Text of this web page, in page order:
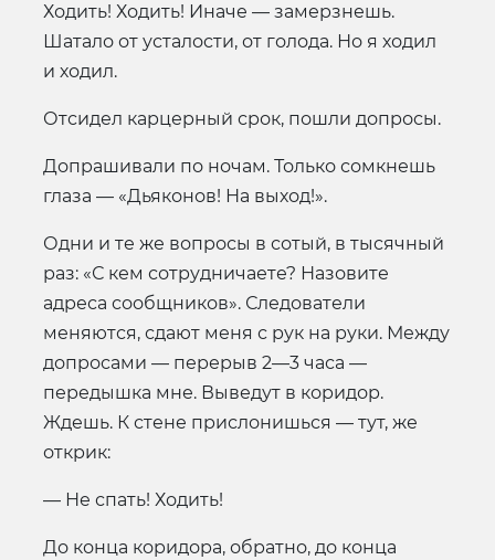
Ходить! Ходить! Иначе — замерзнешь.
Шатало от усталости, от голода. Но я ходил
и ходил.
Отсидел карцерный срок, пошли допросы.
Допрашивали по ночам. Только сомкнешь
глаза — «Дьяконов! На выход!».
Одни и те же вопросы в сотый, в тысячный
раз: «С кем сотрудничаете? Назовите
адреса сообщников». Следователи
меняются, сдают меня с рук на руки. Между
допросами — перерыв 2—3 часа —
передышка мне. Выведут в коридор.
Ждешь. К стене прислонишься — тут, же
открик:
— Не спать! Ходить!
До конца коридора, обратно, до конца